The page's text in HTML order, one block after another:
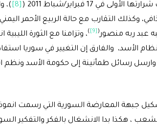
في 17 فبراير/شباط 2011 ( [8]
)،
وكذلك التقارب مع حالة الربيع الأحمر
عبد ربه منصور(
[9]
)
2011، إلى نهاية عام 2024 انهار نظام الأسد، والفارق إن التغيير
وارسل رسائل طمأنينة إلى حكومة الأسد
جبهة المعارضة السورية التي رسمت
، هكذا بدا الانشغال بالفكر والتفكير